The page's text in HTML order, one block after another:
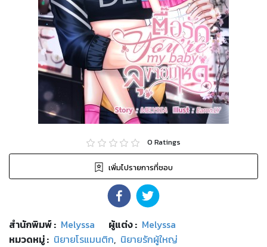
0 Ratings
เพิ่มไปรายการที่ชอบ
สำนักพิมพ์: Melyssa ผู้แต่ง : Melyssa
หมวดหมู่: นิยายโรแมนติก, นิยายรักผู้ใหญ่